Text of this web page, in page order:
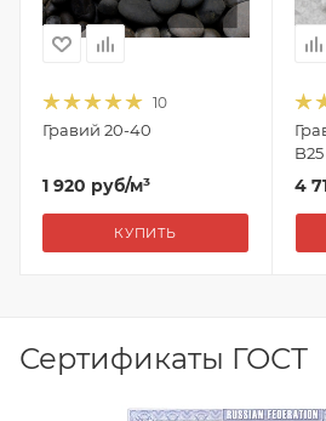
10
Гравий 20-40
1 920 руб/м³
КУПИТЬ
4
Сертификаты ГОСТ